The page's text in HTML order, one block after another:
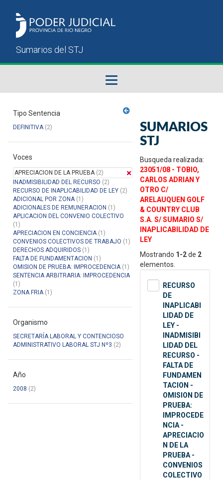
Sumarios del STJ
Manual del Usuario
Tipo Sentencia
DEFINITIVA(2)
Voces
APRECIACION DE LA PRUEBA(2)
INADMISIBILIDAD DEL RECURSO (2)
RECURSO DE INAPLICABILIDAD DE LEY (2)
ADICIONAL POR ZONA(1)
ADICIONALES DE REMUNERACION (1)
APLICACION DEL CONVENIO COLECTIVO
(1)
APRECIACION EN CONCIENCIA(1)
CONVENIOS COLECTIVOS DE TRABAJO (1)
DERECHOS ADQUIRIDOS (1)
FALTA DE FUNDAMENTACION (1)
OMISION DE PRUEBA: IMPROCEDENCIA(1)
SENTENCIA ARBITRARIA: IMPROCEDENCIA
(1)
ZONA FRIA(1)
Organismo
SECRETARÍA LABORAL Y CONTENCIOSO
ADMINISTRATIVO LABORAL STJ Nº3 (2)
Año
2008 (2)
SUMARIOS
STJ
Busqueda realizada:
23051/08 - TOBIO,
CARLOS ADRIAN Y
OTRO C/
ARELAUQUEN GOLF
& COUNTRY CLUB
S.A. S/ SUMARIO S/
INAPLICABILIDAD DE
LEY
Mostrando 1-2de 2
elementos.
RECURSO
DE
INAPLICABI
LIDAD DE
LEY -
INADMISIBI
LIDAD DEL
RECURSO -
FALTA DE
FUNDAMEN
TACION -
OMISION DE
PRUEBA:
IMPROCEDE
NCIA -
APRECIACIO
N DE LA
PRUEBA -
CONVENIOS
COLECTIVO